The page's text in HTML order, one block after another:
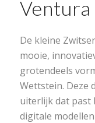
Ventura
De kleine
mooie,
grotendeels
Wettstein. Deze
uiterlijk dat past
digitale